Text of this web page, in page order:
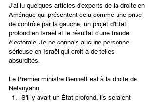
J'ai lu quelques articles d'experts de la droite en
Amérique qui présentent cela comme une prise
de contrôle par la gauche, un projet d'État
profond en Israël et le résultat d'une fraude
électorale. Je ne connais aucune personne
sérieuse en Israël qui croit à de telles
absurdités.
Le Premier ministre Bennett est à la droite de
Netanyahu.
S'il y avait un État profond, ils seraient